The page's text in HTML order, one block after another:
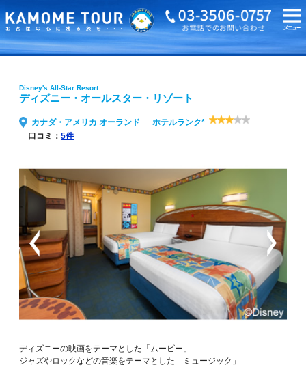
海外旅行・ツアーTOP Disney's All-Star Resort ディズニー・オールスター・リゾート
Disney's All-Star Resort
ディズニー・オールスター・リゾート
カナダ・アメリカ オーランド
ホテルランク*
口コミ： 5件
ディズニーの映画をテーマとした「ムービー」
ジャズやロックなどの音楽をテーマとした「ミュージック」